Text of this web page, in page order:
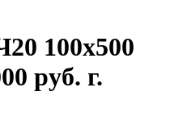
100х500
руб. г.